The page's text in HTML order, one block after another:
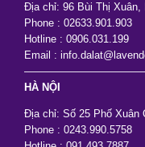
Địa chỉ: 96 Bùi Thị Xuân,
Phone : 02633.901.903
Hotline : 0906.031.199
Email :
HÀ NỘI
Địa chỉ: Số 25 Phố Xuân
Phone : 0243.990.5758